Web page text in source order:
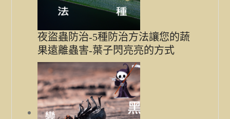
夜盜蟲防治-5種防治方法讓您的蔬
果遠離蟲害-葉子閃亮亮的方式